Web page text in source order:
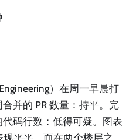
）在周一早晨打
并的 PR 数量：持平。完
码行数：低得可疑。图表